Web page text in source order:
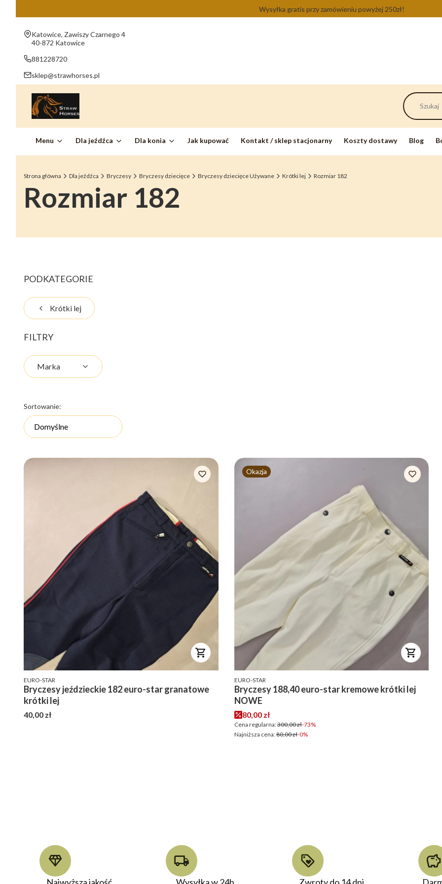
Wysyłka gratis przy zamówieniu powyżej 250zł!
Adres:
Katowice, Zawiszy Czarnego 4
40-872 Katowice
881228720
sklep@strawhorses.pl
Menu Dla jeźdźca Dla konia Jak kupować Kontakt / sklep stacjonarny Koszty dostawy Blog
Strona główna Dla jeźdźca Bryczesy Bryczesy dziecięce Bryczesy dziecięce Używane Krótki lej Rozmiar 182
Rozmiar 182
PODKATEGORIE
Krótki lej
FILTRY
Marka
Lista produktów
Sortowanie:
Domyślne
PRODUCENT
EURO-STAR
Bryczesy jeździeckie 182 euro-star granatowe
krótki lej
Cena
40,00 zł
Okazja
PRODUCENT
EURO-STAR
Bryczesy 188,40 euro-star kremowe krótki lej
NOWE
Cena promocyjna
80,00 zł
Cena regularna:300,00 zł-73%
Najniższa cena:80,00 zł-0%